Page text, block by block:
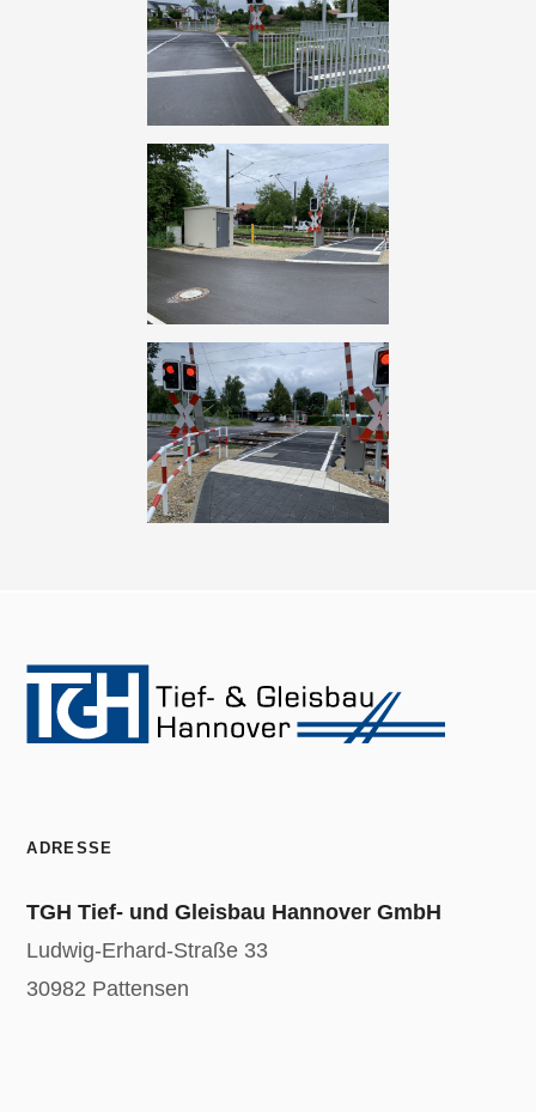
ADRESSE
TGH Tief- und Gleisbau Hannover GmbH
Ludwig-Erhard-Straße 33
30982 Pattensen